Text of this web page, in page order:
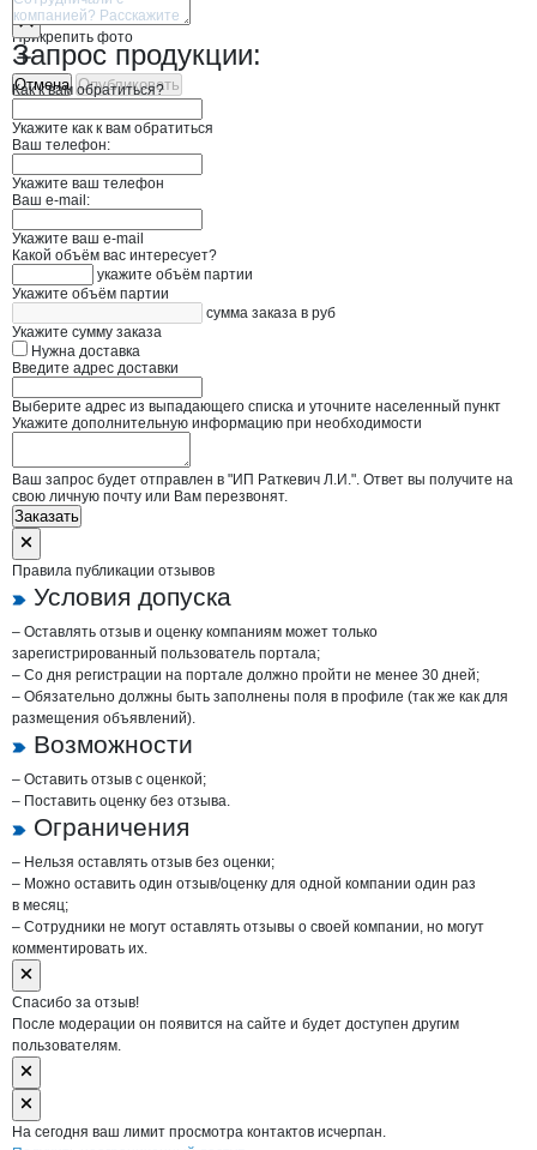
Прикрепить фото
Отмена Опубликовать
Запрос продукции:
Как к вам обратиться?
Укажите как к вам обратиться
Ваш телефон:
Укажите ваш телефон
Ваш e-mail:
Укажите ваш e-mail
Какой объём вас интересует?
укажите объём партии
Укажите объём партии
сумма заказа в руб
Укажите сумму заказа
Нужна доставка
Введите адрес доставки
Выберите адрес из выпадающего списка и уточните населенный пункт
Укажите дополнительную информацию при необходимости
Ваш запрос будет отправлен в "ИП Раткевич Л.И.". Ответ вы получите на
свою личную почту или Вам перезвонят.
Заказать
Правила публикации отзывов
Условия допуска
– Оставлять отзыв и оценку компаниям может только
зарегистрированный пользователь портала;
– Со дня регистрации на портале должно пройти не менее 30 дней;
– Обязательно должны быть заполнены поля в профиле (так же как для
размещения объявлений).
Возможности
– Оставить отзыв с оценкой;
– Поставить оценку без отзыва.
Ограничения
– Нельзя оставлять отзыв без оценки;
– Можно оставить один отзыв/оценку для одной компании один раз
в месяц;
– Сотрудники не могут оставлять отзывы о своей компании, но могут
комментировать их.
Спасибо за отзыв!
После модерации он появится на сайте и будет доступен другим
пользователям.
На сегодня ваш лимит просмотра контактов исчерпан.